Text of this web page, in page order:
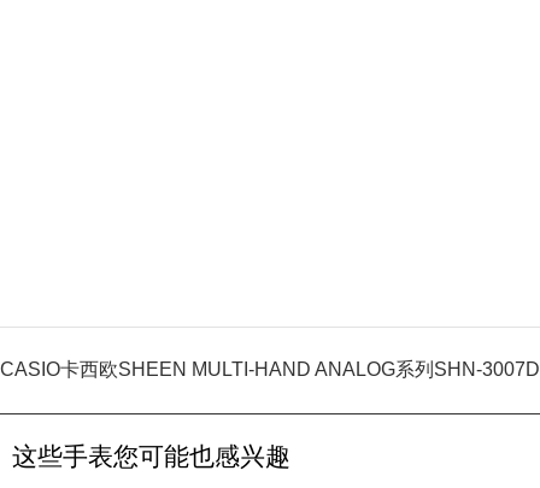
CASIO卡西欧SHEEN MULTI-HAND ANALOG系列SHN-
这些手表您可能也感兴趣